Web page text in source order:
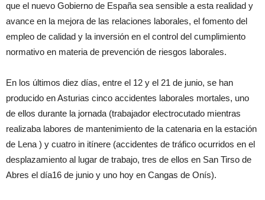
que el nuevo Gobierno de España sea sensible a esta realidad y
avance en la mejora de las relaciones laborales, el fomento del
empleo de calidad y la inversión en el control del cumplimiento
normativo en materia de prevención de riesgos laborales.
En los últimos diez días, entre el 12 y el 21 de junio, se han
producido en Asturias cinco accidentes laborales mortales, uno
de ellos durante la jornada (trabajador electrocutado mientras
realizaba labores de mantenimiento de la catenaria en la estación
de Lena ) y cuatro in itínere (accidentes de tráfico ocurridos en el
desplazamiento al lugar de trabajo, tres de ellos en San Tirso de
Abres el día16 de junio y uno hoy en Cangas de Onís).